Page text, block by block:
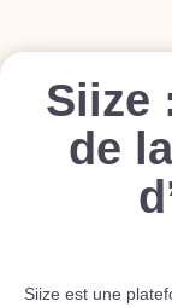
Siize
de
Siize est une